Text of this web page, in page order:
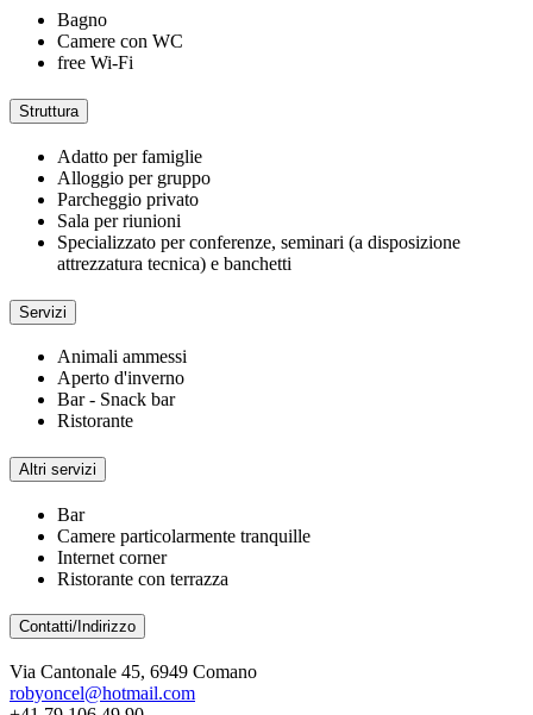
Bagno
Camere con WC
free Wi-Fi
Struttura
Adatto per famiglie
Alloggio per gruppo
Parcheggio privato
Sala per riunioni
Specializzato per conferenze, seminari (a disposizione
attrezzatura tecnica) e banchetti
Servizi
Animali ammessi
Aperto d'inverno
Bar - Snack bar
Ristorante
Altri servizi
Bar
Camere particolarmente tranquille
Internet corner
Ristorante con terrazza
Contatti/Indirizzo
Via Cantonale 45, 6949 Comano
robyoncel@hotmail.com